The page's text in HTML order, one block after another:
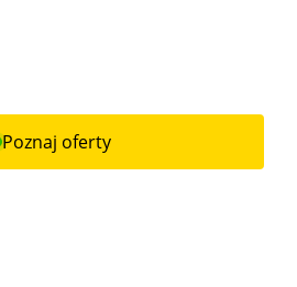
Poznaj oferty